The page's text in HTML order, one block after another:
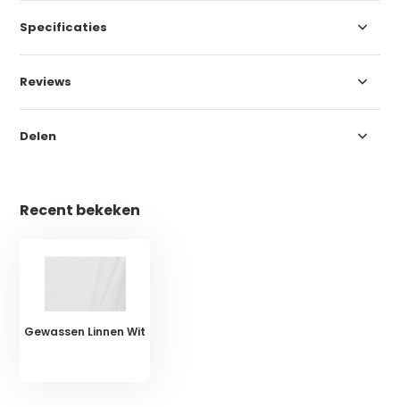
Specificaties
Reviews
Delen
Recent bekeken
Gewassen Linnen Wit